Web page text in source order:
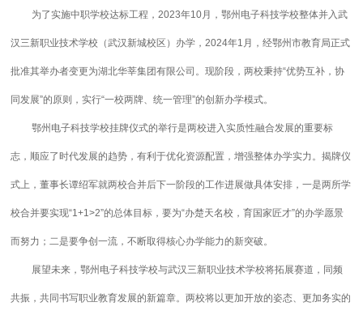
为了实施中职学校达标工程，2023年10月，鄂州电子科技学校整体并入武
汉三新职业技术学校（武汉新城校区）办学，2024年1月，经鄂州市教育局正式
批准其举办者变更为湖北华莘集团有限公司。现阶段，两校秉持“优势互补，协
同发展”的原则，实行“一校两牌、统一管理”的创新办学模式。
鄂州电子科技学校挂牌仪式的举行是两校进入实质性融合发展的重要标
志，顺应了时代发展的趋势，有利于优化资源配置，增强整体办学实力。揭牌仪
式上，董事长谭绍军就两校合并后下一阶段的工作进展做具体安排，一是两所学
校合并要实现“1+1>2”的总体目标，要为“办楚天名校，育国家匠才”的办学愿景
而努力；二是要争创一流，不断取得核心办学能力的新突破。
展望未来，鄂州电子科技学校与武汉三新职业技术学校将拓展赛道，同频
共振，共同书写职业教育发展的新篇章。两校将以更加开放的姿态、更加务实的